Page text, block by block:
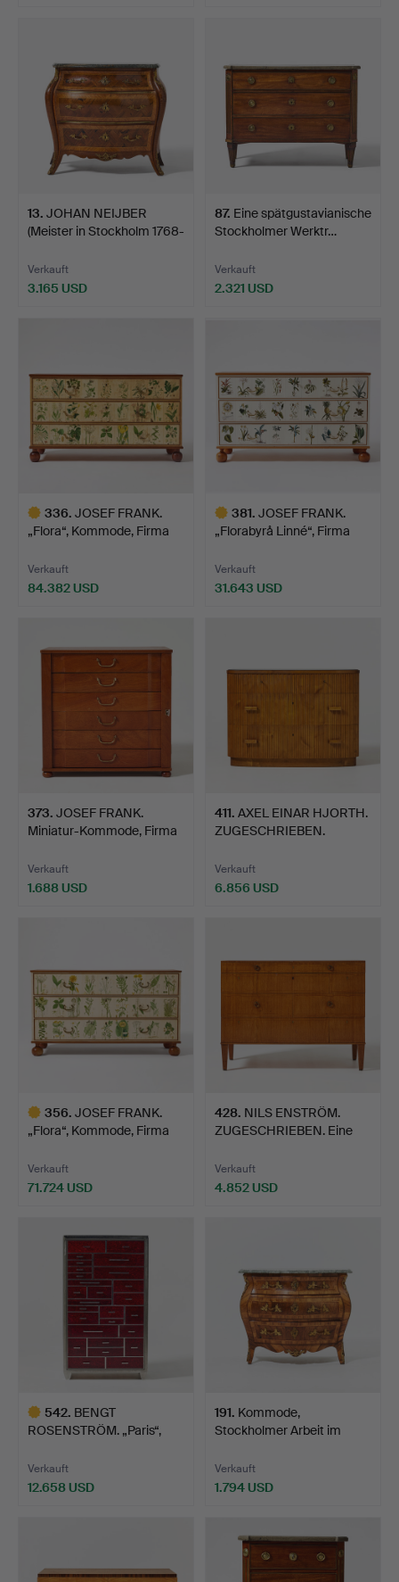
13. JOHAN NEIJBER
(Meister in Stockholm 1768-
Verkauft
3.165 USD
87. Eine spätgustavianische
Stockholmer Werktr…
Verkauft
2.321 USD
336. JOSEF FRANK.
„Flora“, Kommode, Firma
Verkauft
84.382 USD
381. JOSEF FRANK.
„Florabyrå Linné“, Firma
Verkauft
31.643 USD
373. JOSEF FRANK.
Miniatur-Kommode, Firma
Verkauft
1.688 USD
411. AXEL EINAR HJORTH.
ZUGESCHRIEBEN.
Verkauft
6.856 USD
356. JOSEF FRANK.
„Flora“, Kommode, Firma
Verkauft
71.724 USD
428. NILS ENSTRÖM.
ZUGESCHRIEBEN. Eine
Verkauft
4.852 USD
542. BENGT
ROSENSTRÖM. „Paris“,
Verkauft
12.658 USD
191. Kommode,
Stockholmer Arbeit im
Verkauft
1.794 USD